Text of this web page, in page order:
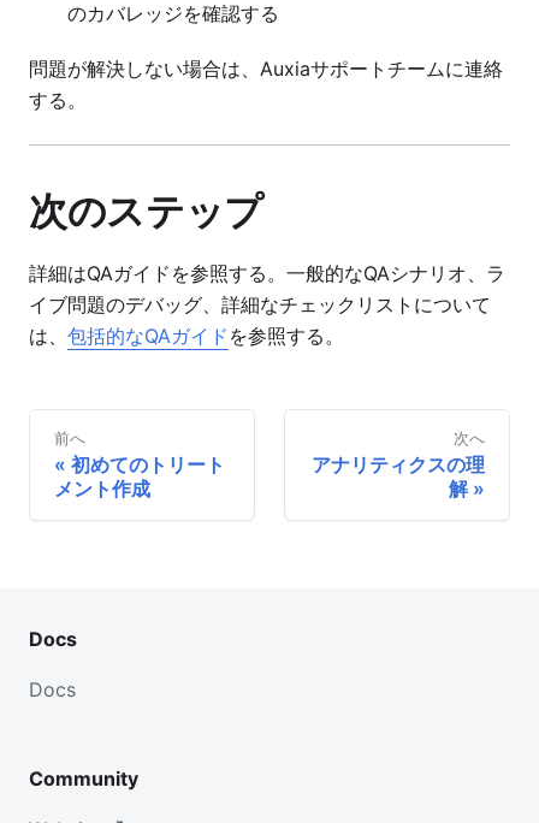
のカバレッジを確認する
問題が解決しない場合は、Auxiaサポートチームに連絡
する。
次のステップ
詳細はQAガイドを参照する。一般的なQAシナリオ、ラ
イブ問題のデバッグ、詳細なチェックリストについて
は、 包括的なQAガイド を参照する。
前へ
初めてのトリート
メント作成
次へ
アナリティクスの理
解
Docs
Docs
Community